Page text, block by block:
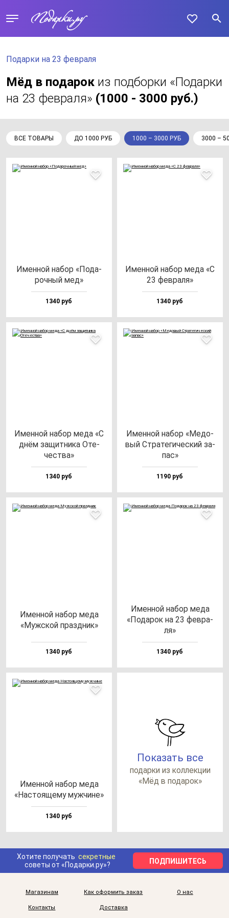
Подарки на 23 февраля
Мёд в подарок из подборки «Подарки
на 23 февраля» (1000 - 3000 руб.)
ВСЕ ТОВАРЫ ДО 1000 РУБ 1000 – 3000 РУБ 3000 –
Имен­ной на­бор «Пода­
роч­ный мед»
1340 руб
Имен­ной на­бор ме­да «С
23 фев­ра­ля»
1340 руб
Имен­ной на­бор ме­да «С
днём за­щит­ни­ка Оте­
чес­тва»
1340 руб
Имен­ной на­бор «Медо­
вый Стра­те­ги­чес­кий за­
пас»
1190 руб
Имен­ной на­бор ме­да
«Муж­ской праз­дник»
1340 руб
Имен­ной на­бор ме­да
«Пода­рок на 23 фев­ра­
ля»
1340 руб
Имен­ной на­бор ме­да
«Нас­то­яще­му муж­чи­не»
1340 руб
Показать все
по­дар­ки из кол­лек­ции
«Мёд в по­да­рок»
Хотите получать секретные
советы от «Подарки.ру»?
ПОДПИШИТЕСЬ
Магазинам Как оформить заказ О нас
Контакты Доставка